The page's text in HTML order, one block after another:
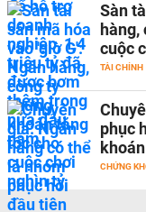
Sàn
cuộc
TÀI CHÍNH
phục
CHỨNG